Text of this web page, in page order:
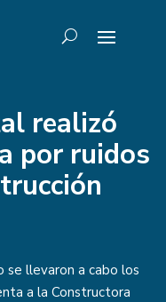
realizó
por ruidos
se llevaron a cabo los
a la Constructora